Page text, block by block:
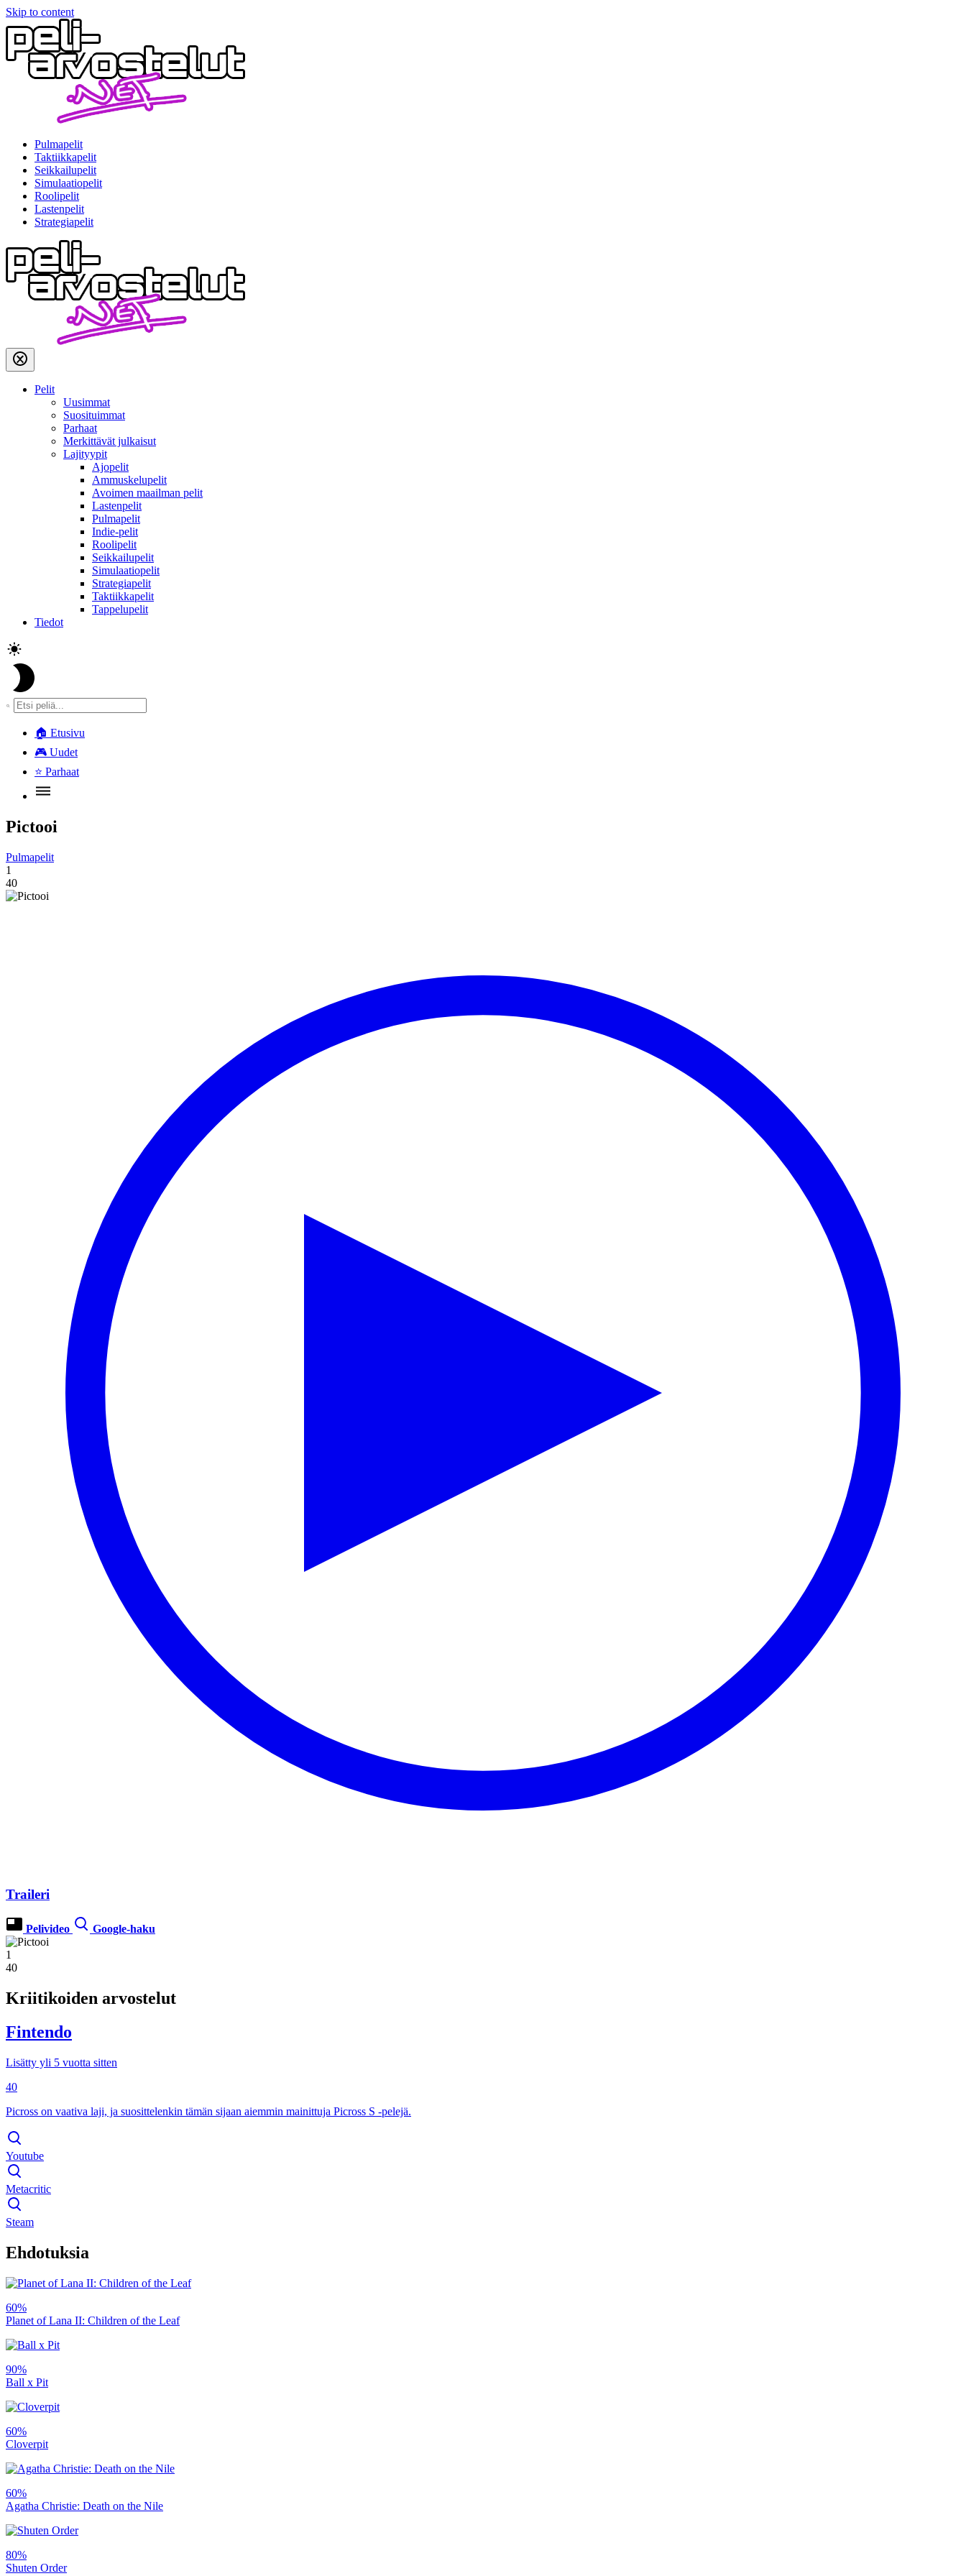
Skip to content
Pulmapelit
Taktiikkapelit
Seikkailupelit
Simulaatiopelit
Roolipelit
Lastenpelit
Strategiapelit
Pelit
Uusimmat
Suosituimmat
Parhaat
Merkittävät julkaisut
Lajityypit
Ajopelit
Ammuskelupelit
Avoimen maailman pelit
Lastenpelit
Pulmapelit
Indie-pelit
Roolipelit
Seikkailupelit
Simulaatiopelit
Strategiapelit
Taktiikkapelit
Tappelupelit
Tiedot
🏠 Etusivu
🎮 Uudet
⭐ Parhaat
Pictooi
Pulmapelit
1
40
Traileri
Pelivideo Google-haku
1
40
Kriitikoiden arvostelut
Fintendo
Lisätty yli 5 vuotta sitten
40
Picross on vaativa laji, ja suosittelenkin tämän sijaan aiemmin mainittuja Picross S -pelejä.
Youtube
Metacritic
Steam
Ehdotuksia
60%
Planet of Lana II: Children of the Leaf
90%
Ball x Pit
60%
Cloverpit
60%
Agatha Christie: Death on the Nile
80%
Shuten Order